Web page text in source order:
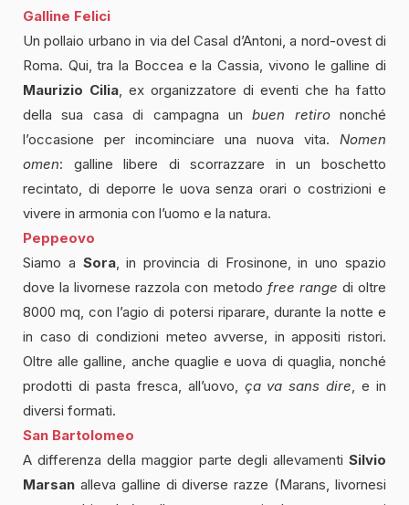
Galline Felici
Un pollaio urbano in via del Casal d’Antoni, a nord-ovest di
Roma. Qui, tra la Boccea e la Cassia, vivono le galline di
Maurizio Cilia, ex organizzatore di eventi che ha fatto
della sua casa di campagna unbuen retirononché
l’occasione per incominciare una nuova vita. Nomen
omen: galline libere di scorrazzare in un boschetto
recintato, di deporre le uova senza orari o costrizioni e
vivere in armonia con l’uomo e la natura.
Peppeovo
Siamo a Sora, in provincia di Frosinone, in uno spazio
dove la livornese razzola con metodo free range di oltre
8000 mq, con l’agio di potersi riparare, durante la notte e
in caso di condizioni meteo avverse, in appositi ristori.
Oltre alle galline, anche quaglie e uova di quaglia, nonché
prodotti di pasta fresca, all’uovo, ça va sans dire, e in
diversi formati.
San Bartolomeo
A differenza della maggior parte degli allevamenti Silvio
Marsan alleva galline di diverse razze (Marans, livornesi